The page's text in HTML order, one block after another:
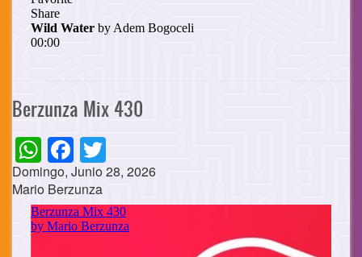
Berzunza Mix 430
WhatsApp
Facebook
Domingo, Junio 28, 2026
Mario Berzunza
Cuerpo